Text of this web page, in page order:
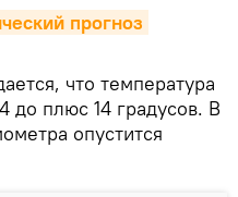
прогноз
что температура
до плюс 14 градусов. В
опустится